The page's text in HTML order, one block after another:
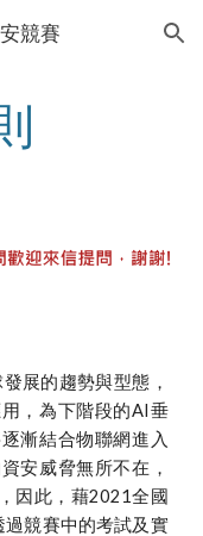
Skip to navigation
競賽
展的趨勢與型態，
，為下階段的AI垂
漸結合物聯網進入
安威脅無所不在，
因此，藉2021全國
競賽中的考試及實